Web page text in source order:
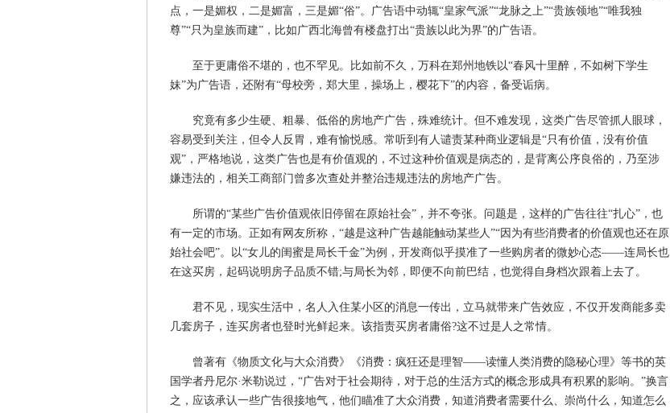
点，一是媚权，二是媚富，三是媚“俗”。广告语中动辄“皇家气派”“龙脉之上”“贵族领地”“唯我独
尊”“只为皇族而建”，比如广西北海曾有楼盘打出“贵族以此为界”的广告语。
至于更庸俗不堪的，也不罕见。比如前不久，万科在郑州地铁以“春风十里醉，不如树下学生
妹”为广告语，还附有“母校旁，郑大里，操场上，樱花下”的内容，备受诟病。
究竟有多少生硬、粗暴、低俗的房地产广告，殊难统计。但不难发现，这类广告尽管抓人眼球，
容易受到关注，但令人反胃，难有愉悦感。常听到有人谴责某种商业逻辑是“只有价值，没有价值
观”，严格地说，这类广告也是有价值观的，不过这种价值观是病态的，是背离公序良俗的，乃至涉
嫌违法的，相关工商部门曾多次查处并整治违规违法的房地产广告。
所谓的“某些广告价值观依旧停留在原始社会”，并不夸张。问题是，这样的广告往往“扎心”，也
有一定的市场。正如有网友所称，“越是这种广告越能触动某些人”“因为有些消费者的价值观也还在原
始社会吧”。以“女儿的闺蜜是局长千金”为例，开发商似乎摸准了一些购房者的微妙心态——连局长也
在这买房，起码说明房子品质不错;与局长为邻，即便不向前巴结，也觉得自身档次跟着上去了。
君不见，现实生活中，名人入住某小区的消息一传出，立马就带来广告效应，不仅开发商能多卖
几套房子，连买房者也登时光鲜起来。该指责买房者庸俗?这不过是人之常情。
曾著有《物质文化与大众消费》《消费：疯狂还是理智——读懂人类消费的隐秘心理》等书的英
国学者丹尼尔·米勒说过，“广告对于社会期待，对于总的生活方式的概念形成具有积累的影响。”换言
之，应该承认一些广告很接地气，他们瞄准了大众消费，知道消费者需要什么、崇尚什么，知道怎么